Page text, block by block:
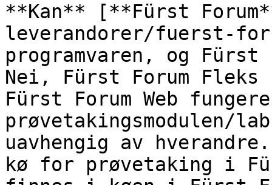
**Kan** [**Fürst
leverandorer/fuerst-
programvaren, og Fürst
Nei, Fürst Forum
Fürst Forum Web
prøvetakingsmodulen/
uavhengig av
kø for prøvetaking i